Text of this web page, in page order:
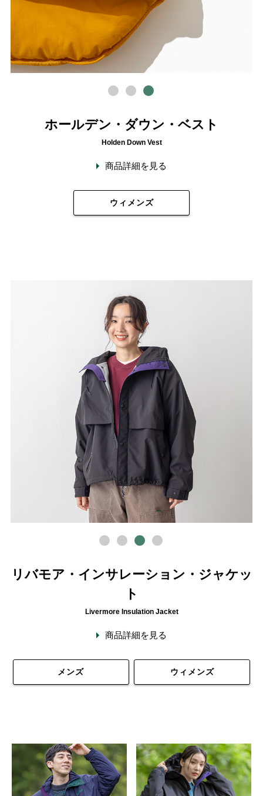
ホールデン・ダウン・ベスト
Holden Down Vest
商品詳細を見る
ウィメンズ
リバモア・インサレーション・ジャケッ
ト
Livermore Insulation Jacket
商品詳細を見る
メンズ ウィメンズ